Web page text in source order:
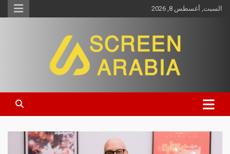
السبت, أغسطس 8, 2026
Screen Arabia